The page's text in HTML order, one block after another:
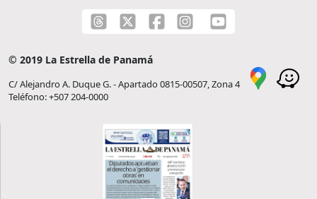
© 2019 La Estrella de Panamá
C/ Alejandro A. Duque G. - Apartado 0815-00507, Zona 4
Teléfono: +507 204-0000